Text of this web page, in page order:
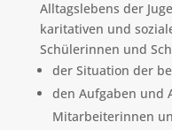
Alltagslebens der
karitativen und
Schülerinnen und
der Situation der
den Aufgaben und
Mitarbeiterinnen